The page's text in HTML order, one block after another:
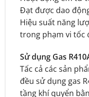
Đạt được dao
Hiệu suất năng
trong phạm vi tốc
Sử dụng Gas
Tấc cả các sản
đều sử dụng gas
tầng khí quyển